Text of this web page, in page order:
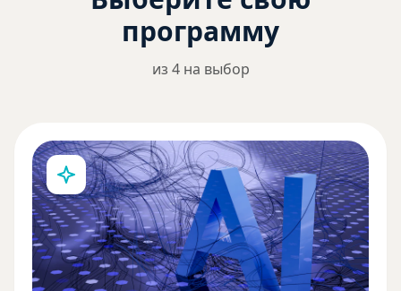
программу
из 4 на выбор